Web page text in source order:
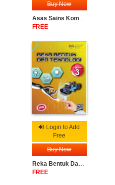
Buy Now
Asas Sains Komputer Tingkatan 3
FREE
Login to Add
Free
Buy Now
Reka Bentuk Dan Teknologi Tingkatan 3
FREE